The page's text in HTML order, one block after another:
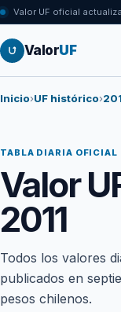
Valor UF oficial
ValorUF
Inicio›UF histórico›
TABLA DIARIA OFICIAL
Valor
2011
Todos los valores
publicados en
pesos chilenos.